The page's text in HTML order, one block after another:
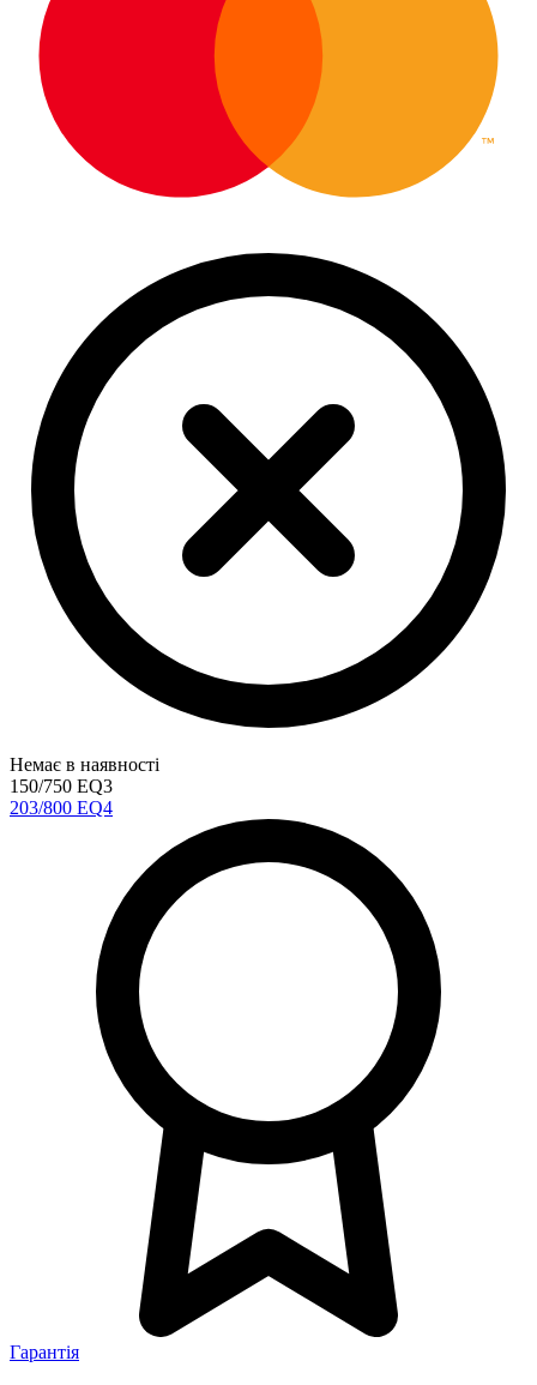
Немає в наявності
150/750 EQ3
203/800 EQ4
Гарантія